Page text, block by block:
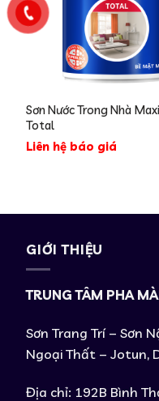
Sơn Nước Trong Nhà
Total
Liên hệ báo giá
GIỚI THIỆU
TRUNG TÂM PHA
Sơn Trang Trí – Sơn
Ngoại Thất – Jotun,
Địa chỉ: 192B Bình